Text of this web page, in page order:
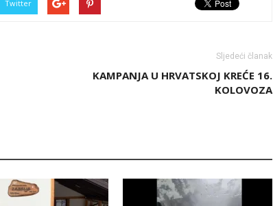
Twitter
Sljedeći članak
KAMPANJA U HRVATSKOJ KREĆE 16.
KOLOVOZA